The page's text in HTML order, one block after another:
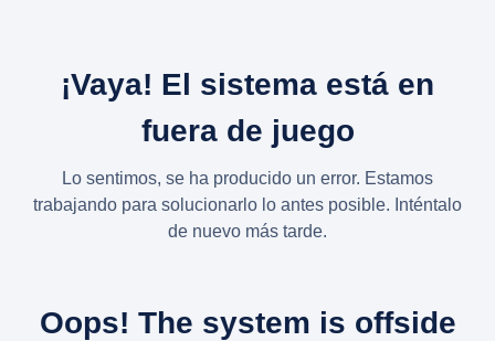
¡Vaya! El sistema está en
fuera de juego
Lo sentimos, se ha producido un error. Estamos
trabajando para solucionarlo lo antes posible. Inténtalo
de nuevo más tarde.
Oops! The system is offside